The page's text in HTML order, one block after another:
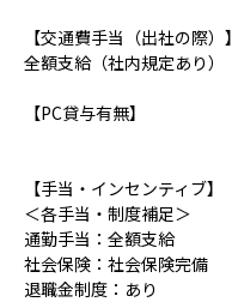
【交通費手当（出社の際）】
全額支給（社内規定あり）
【PC貸与有無】
【手当・インセンティブ】
＜各手当・制度補足＞
通勤手当：全額支給
社会保険：社会保険完備
退職金制度：あり